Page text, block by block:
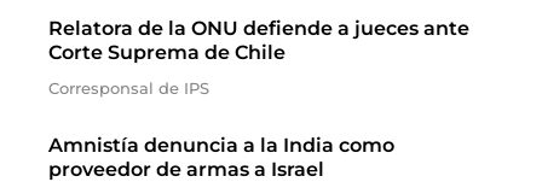
Relatora de la ONU defiende a jueces ante
Corte Suprema de Chile
Corresponsal de IPS
Amnistía denuncia a la India como
proveedor de armas a Israel